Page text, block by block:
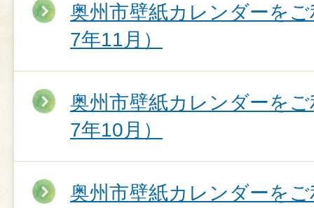
奥州市壁紙カレンダーを
7年11月）
奥州市壁紙カレンダーを
7年10月）
奥州市壁紙カレンダーを